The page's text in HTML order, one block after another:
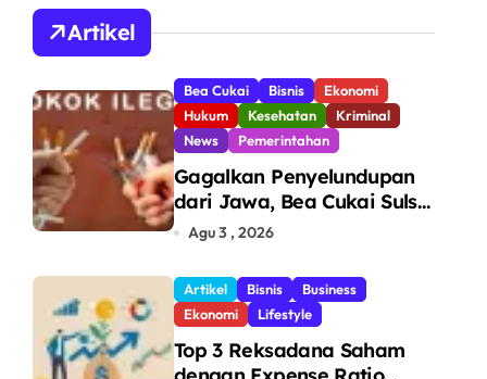
Artikel
Bea Cukai Bisnis
Ekonomi
Hukum
Kesehatan
Kriminal
News
Pemerintahan
Gagalkan Penyelundupan
dari Jawa, Bea Cukai Sulsel
Sita 7,8 Juta Batang Rokok
di Makassar
Agu 3 , 2026
Artikel Bisnis
Business
Ekonomi
Lifestyle
Top 3 Reksadana Saham